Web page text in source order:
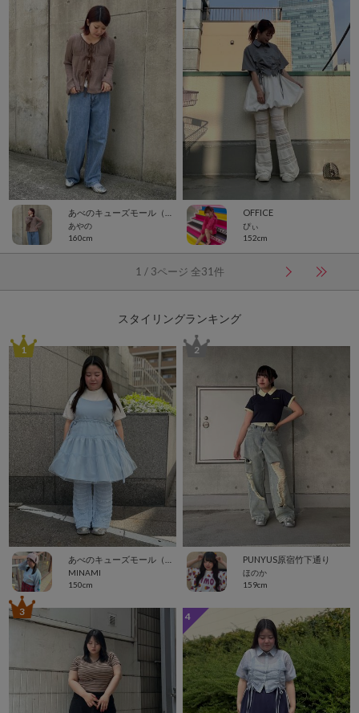
あやの
160cm
OFFICE
ぴぃ
152cm
1 / 3ページ 全31件
スタイリングランキング
MINAMI
150cm
1
PUNYUS原宿竹下通り
ほのか
159cm
2
3 4